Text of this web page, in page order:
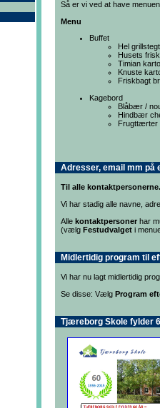
Så er vi ved at have
Menu
Buffet
Hel
Husets
Timian
Knuste
Friskbagt
Kagebord
Blåbær /
Hindbær
Frugttærter
Adresser, email mm på
Til alle kontaktpersonerne.
Vi har stadig alle navne,
Alle kontaktpersoner har
(vælg Festudvalget i
Midlertidig program til
Vi har nu lagt midlertidig
Se disse: Vælg Program
Tjæreborg Skole fylder